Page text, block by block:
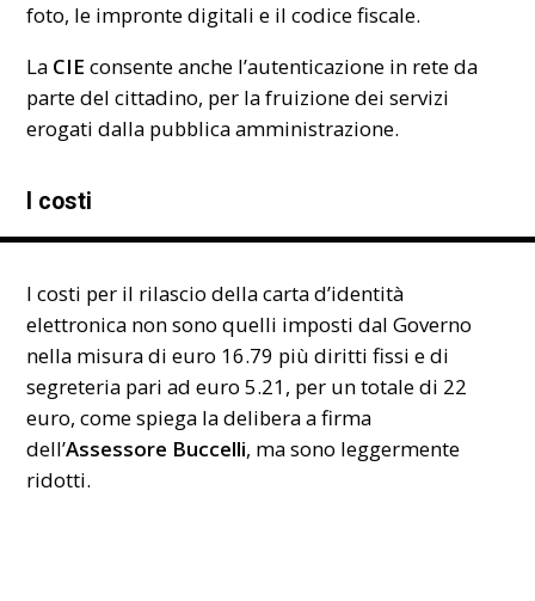
foto, le impronte digitali e il codice fiscale.
La CIE consente anche l’autenticazione in rete da
parte del cittadino, per la fruizione dei servizi
erogati dalla pubblica amministrazione.
I costi
I costi per il rilascio della carta d’identità
elettronica non sono quelli imposti dal Governo
nella misura di euro 16.79 più diritti fissi e di
segreteria pari ad euro 5.21, per un totale di 22
euro, come spiega la delibera a firma
dell’Assessore Buccelli, ma sono leggermente
ridotti.